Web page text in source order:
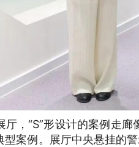
厅，“S”形设计的案例走
案例。展厅中央悬挂的